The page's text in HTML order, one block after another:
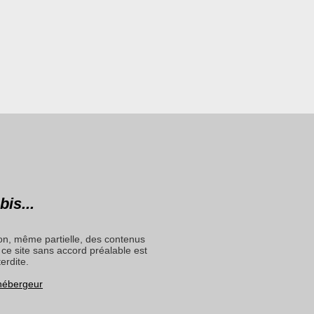
même partielle, des contenus
site sans accord préalable est